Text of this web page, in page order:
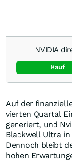
NVIDIA
Kauf
Auf der
vierten Quartal
generiert, und
Blackwell Ultra
Dennoch bleibt
hohen